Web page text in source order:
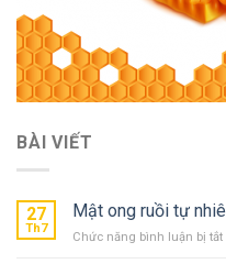
BÀI VIẾT
27
Th7
Mật ong ruồi tự
Chức năng bình luận bị tắtở